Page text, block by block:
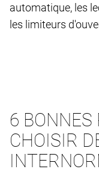
automatique, les
les limiteurs
6 BONNES
CHOISIR